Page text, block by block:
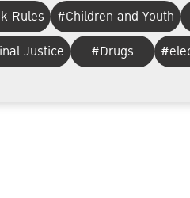
Rules #Children and Youth
Justice #Drugs